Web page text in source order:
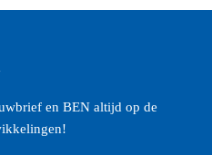
en BEN altijd op de